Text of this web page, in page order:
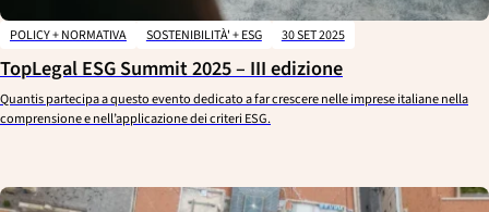
POLICY + NORMATIVA SOSTENIBILITÀ' + ESG 30 SET 2025
TopLegal ESG Summit 2025 – III edizione
Quantis partecipa a questo evento dedicato a far crescere nelle imprese italiane nella
comprensione e nell’applicazione dei criteri ESG.